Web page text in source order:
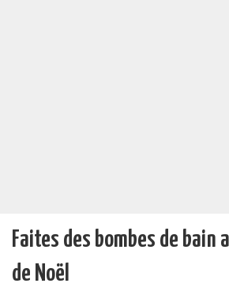
Faites des bombes de bain
de Noël